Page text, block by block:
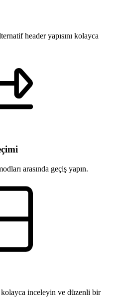
header yapısını kolayca
arasında geçiş yapın.
inceleyin ve düzenli bir